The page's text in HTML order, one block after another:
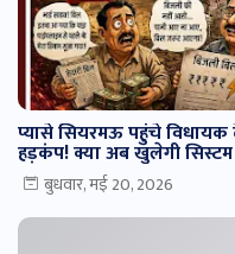
प्यासे सियरमऊ पहुंचे विधायक
हड़कंप! क्या अब खुलेगी सिस्टम
बुधवार, मई 20, 2026